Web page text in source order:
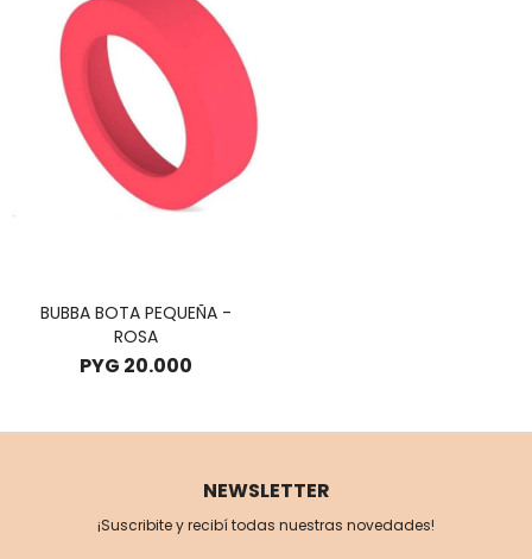
BUBBA BOTA PEQUEÑA -
ROSA
PYG 20.000
NEWSLETTER
¡Suscribite y recibí todas nuestras novedades!